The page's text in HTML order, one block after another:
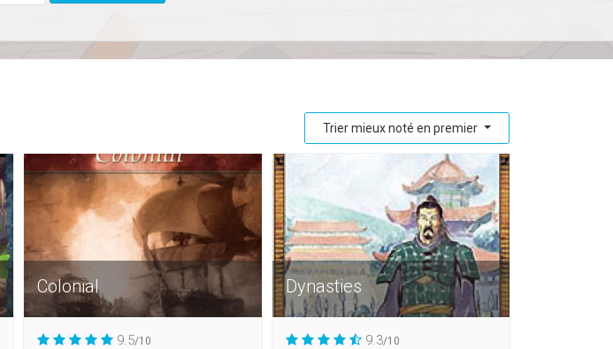
Trier mieux noté en premier
Colonial
9.5/10
Dynasties
9.3/10